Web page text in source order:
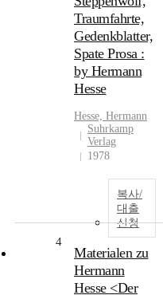
Traumfahrte,
Gedenkblatter,
Spate Prosa :
by Hermann
Hesse
Hesse, Hermann
Suhrkamp
Verlag
1978
복사/
대출
신청
4
Materialen zu
Hermann
Hesse <Der